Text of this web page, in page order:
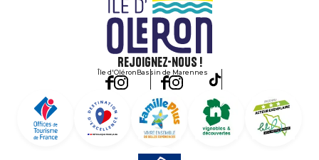
Rejoignez-nous !
Île d'OléronBassin de Marennes